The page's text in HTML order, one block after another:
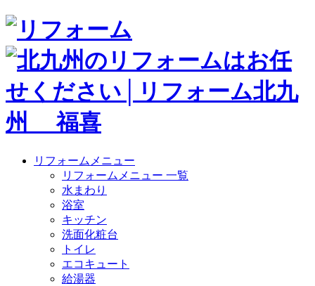
リフォームメニュー
リフォームメニュー 一覧
水まわり
浴室
キッチン
洗面化粧台
トイレ
エコキュート
給湯器